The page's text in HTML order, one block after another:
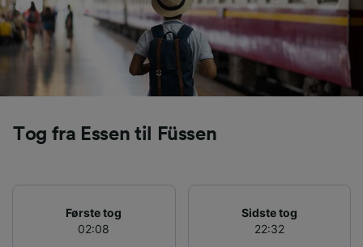
Tog fra Essen til Füssen
Første tog
02:08
Sidste tog
22:32
levere:
Bruge præcise geografiske
placeringsoplysninger. Aktivt scanne
enhedskarakteristika til identifikation.
Opbevare og/eller tilgå oplysninger på en
enhed. Tilpasset annoncering og indhold,
målgruppeundersøgelser og udvikling af
tjenester.